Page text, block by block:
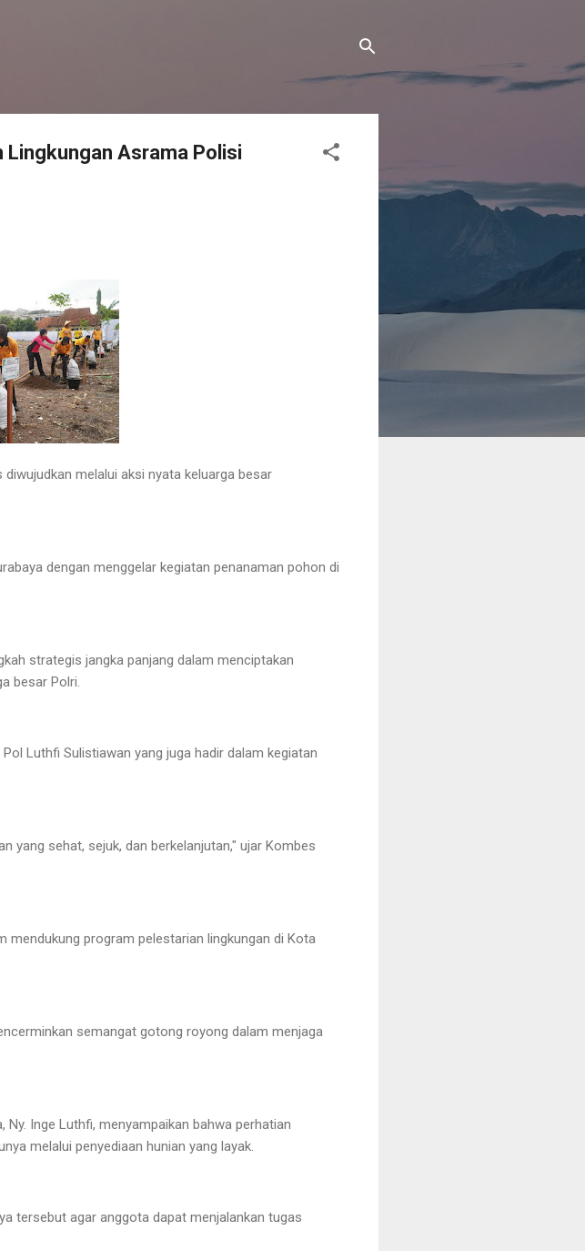
Asrama Polisi
melalui aksi nyata keluarga besar
dengan menggelar kegiatan penanaman pohon di
strategis jangka panjang dalam menciptakan
besar Polri.
Luthfi Sulistiawan yang juga hadir dalam kegiatan
yang sehat, sejuk, dan berkelanjutan," ujar Kombes
mendukung program pelestarian lingkungan di Kota
semangat gotong royong dalam menjaga
Inge Luthfi, menyampaikan bahwa perhatian
melalui penyediaan hunian yang layak.
tersebut agar anggota dapat menjalankan tugas